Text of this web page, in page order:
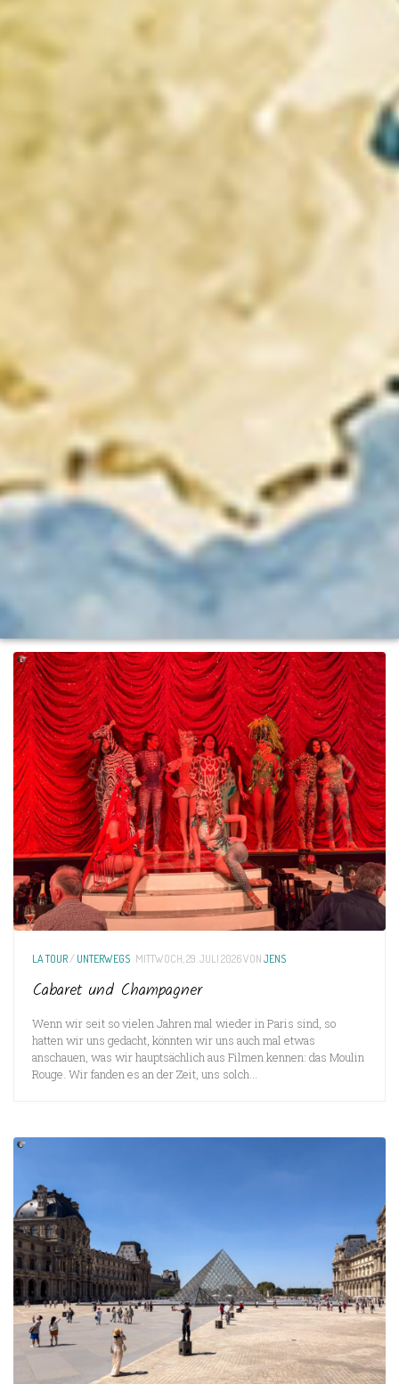
LA TOUR/UNTERWEGS MITTWOCH, 29. JULI 2026VONJENS
Cabaret und Champagner
Wenn wir seit so vielen Jahren mal wieder in Paris sind, so
hatten wir uns gedacht, könnten wir uns auch mal etwas
anschauen, was wir hauptsächlich aus Filmen kennen: das Moulin
Rouge. Wir fanden es an der Zeit, uns solch...